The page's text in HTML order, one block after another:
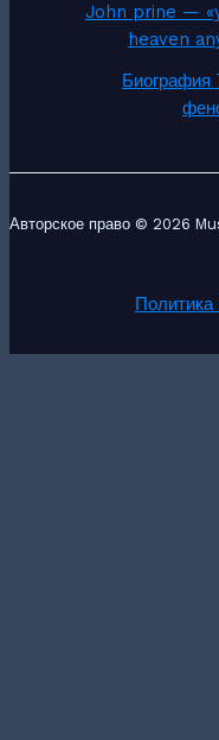
John prine —
heaven
Биография
Авторское право © 2026